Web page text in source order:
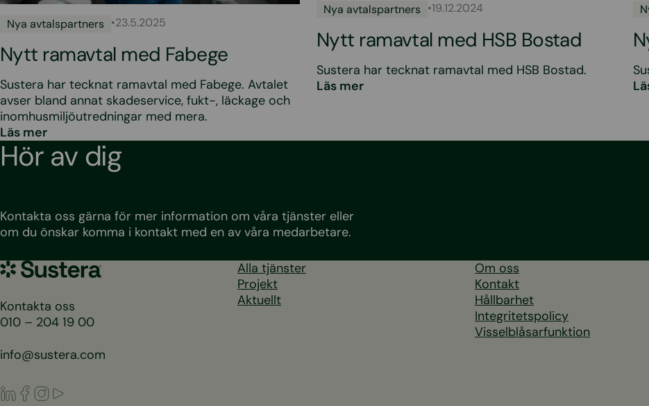
Nya avtalspartners •23.5.2025
Nytt ramavtal med Fabege
Sustera har tecknat ramavtal med Fabege. Avtalet
avser bland annat skadeservice, fukt-, läckage och
inomhusmiljöutredningar med mera.
Läs mer
Nya avtalspartners •19.12.2024
Nytt ramavtal med HSB Bostad
Sustera har tecknat ramavtal med HSB Bostad.
Läs mer
Hör av dig
Kontakta oss gärna för mer information om våra tjänster eller
om du önskar komma i kontakt med en av våra medarbetare.
Sustera
Sweden
Kontakta oss
010 – 204 19 00
info@sustera.com
LinkedIn
Facebook
Instagram
Alla tjänster
Projekt
Aktuellt
Om oss
Kontakt
Hållbarhet
Integritetspolicy
Visselblåsarfunktion